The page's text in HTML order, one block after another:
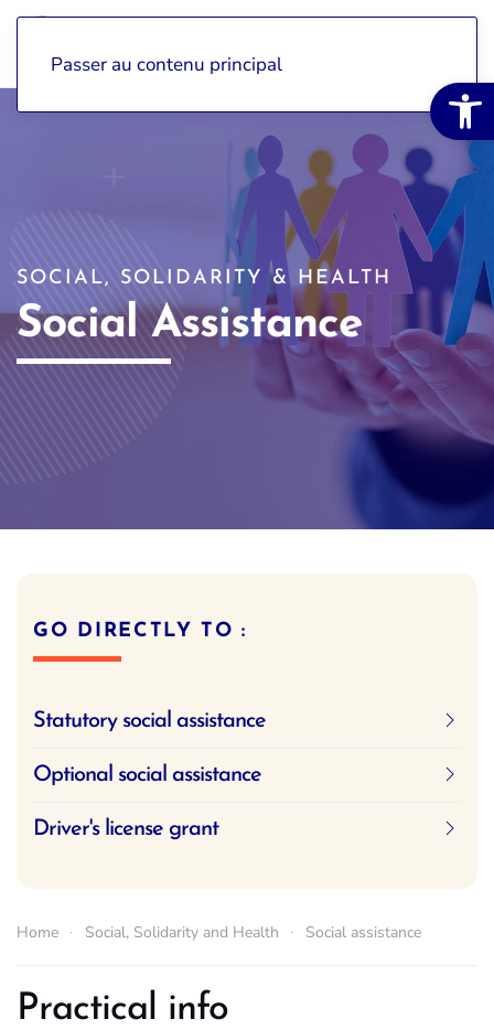
Passer au contenu principal
SOCIAL, SOLIDARITY & HEALTH
Social Assistance
GO DIRECTLY TO :
Statutory social assistance
Optional social assistance
Driver's license grant
Home Social, Solidarity and Health Social assistance
Practical info